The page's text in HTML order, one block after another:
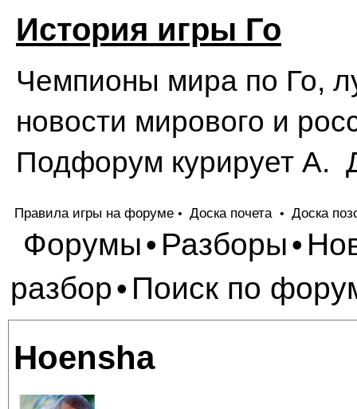
История игры Го
Чемпионы мира по Го,
новости мирового и
Подфорум курирует А.
Правила игры на форуме • Доска почета • Доска
Форумы• Разборы•
разбор• Поиск по
Hoensha